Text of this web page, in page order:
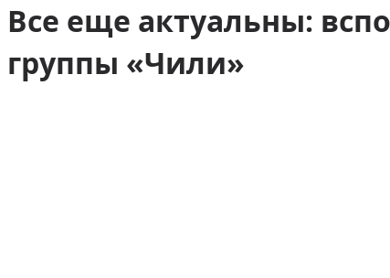
Все еще актуальны:
группы «Чили»